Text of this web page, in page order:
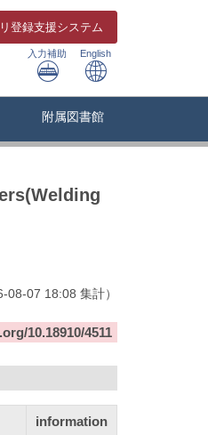
登録支援システム
入力補助 English
附属図書館
08-07 18:08 集計）
10.18910/4511
information